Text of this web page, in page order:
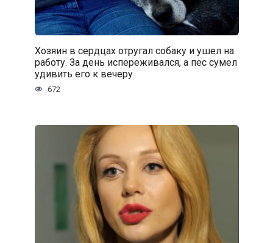
Хозяин в сердцах отругал собаку и ушел на
работу. За день испереживался, а пес сумел
удивить его к вечеру
672